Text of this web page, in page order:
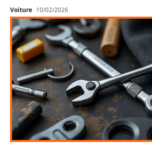
Voiture 10/02/2026